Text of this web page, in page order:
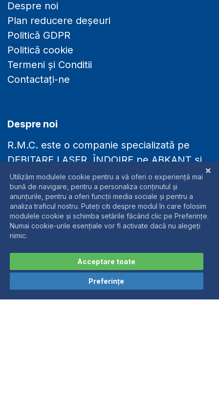
Link-uri utile
Plan reducere deșeuri
Politică cookie
Contactați-ne
Despre noi
DEBITARE LASER, ÎNDOIRE pe ABKANT și
SUDURĂ, fiind activă pe piața prelucrării
metalelor din anul 2005.